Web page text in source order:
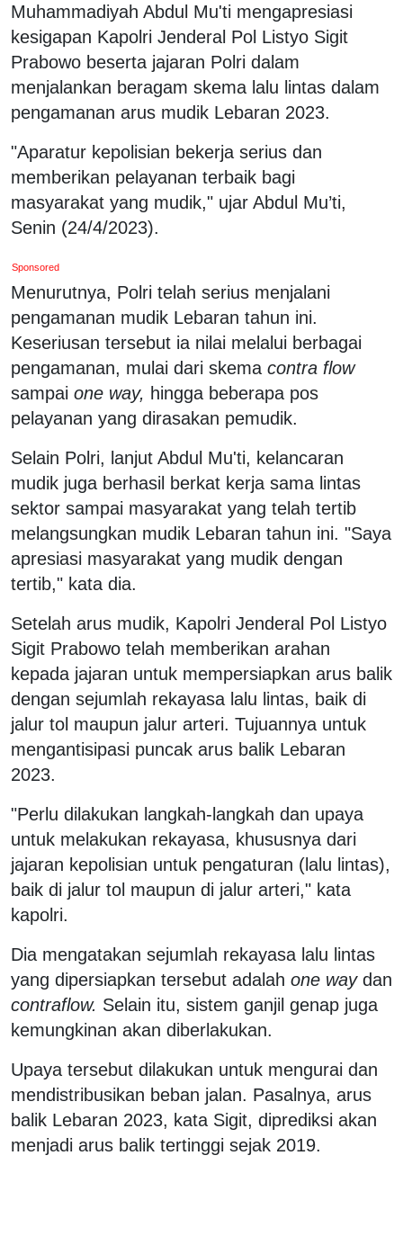
Muhammadiyah Abdul Mu'ti mengapresiasi
kesigapan Kapolri Jenderal Pol Listyo Sigit
Prabowo beserta jajaran Polri dalam
menjalankan beragam skema lalu lintas dalam
pengamanan arus mudik Lebaran 2023.
"Aparatur kepolisian bekerja serius dan
memberikan pelayanan terbaik bagi
masyarakat yang mudik," ujar Abdul Mu’ti,
Senin (24/4/2023).
Sponsored
Menurutnya, Polri telah serius menjalani
pengamanan mudik Lebaran tahun ini.
Keseriusan tersebut ia nilai melalui berbagai
pengamanan, mulai dari skema contra flow
sampai one way, hingga beberapa pos
pelayanan yang dirasakan pemudik.
Selain Polri, lanjut Abdul Mu'ti, kelancaran
mudik juga berhasil berkat kerja sama lintas
sektor sampai masyarakat yang telah tertib
melangsungkan mudik Lebaran tahun ini. "Saya
apresiasi masyarakat yang mudik dengan
tertib," kata dia.
Setelah arus mudik, Kapolri Jenderal Pol Listyo
Sigit Prabowo telah memberikan arahan
kepada jajaran untuk mempersiapkan arus balik
dengan sejumlah rekayasa lalu lintas, baik di
jalur tol maupun jalur arteri. Tujuannya untuk
mengantisipasi puncak arus balik Lebaran
2023.
"Perlu dilakukan langkah-langkah dan upaya
untuk melakukan rekayasa, khususnya dari
jajaran kepolisian untuk pengaturan (lalu lintas),
baik di jalur tol maupun di jalur arteri," kata
kapolri.
Dia mengatakan sejumlah rekayasa lalu lintas
yang dipersiapkan tersebut adalah one waydan
contraflow. Selain itu, sistem ganjil genap juga
kemungkinan akan diberlakukan.
Upaya tersebut dilakukan untuk mengurai dan
mendistribusikan beban jalan. Pasalnya, arus
balik Lebaran 2023, kata Sigit, diprediksi akan
menjadi arus balik tertinggi sejak 2019.